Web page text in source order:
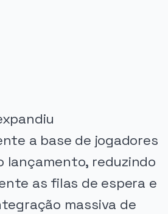
a base de jogadores
lançamento, reduzindo
as filas de espera e
massiva de